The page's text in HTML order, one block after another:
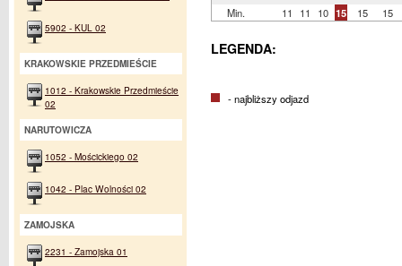
Min.
11 11 10 15 15 15
LEGENDA:
- najbliższy odjazd
5902 - KUL 02
KRAKOWSKIE PRZEDMIEŚCIE
1012 - Krakowskie Przedmieście
02
NARUTOWICZA
1052 - Mościckiego 02
1042 - Plac Wolności 02
ZAMOJSKA
2231 - Zamojska 01